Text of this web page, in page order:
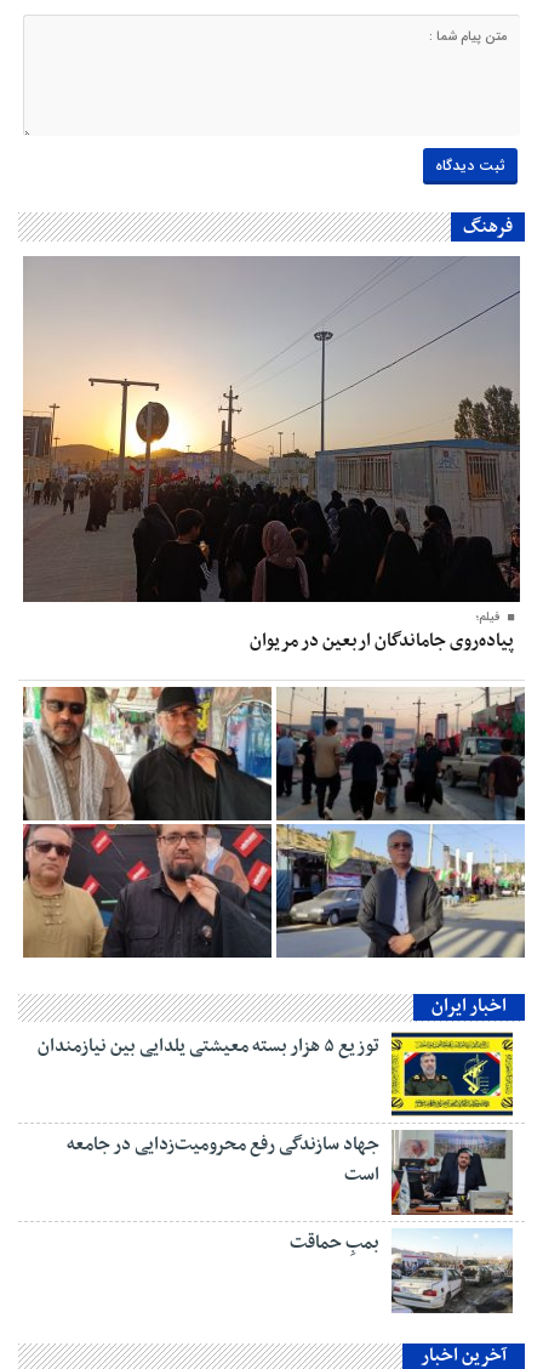
فرهنگ
فیلم؛
پیاده‌روی جاماندگان اربعین در مریوان
اخبار ایران
توزیع ۵ هزار بسته معیشتی یلدایی بین نیازمندان
جهاد سازندگی رفع محرومیت‌زدایی در جامعه
است
بمبِ حماقت
آخرین اخبار